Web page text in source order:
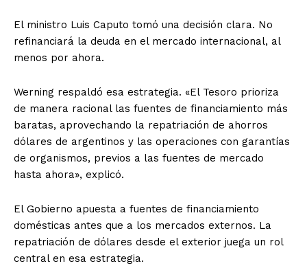
El ministro Luis Caputo tomó una decisión clara. No
refinanciará la deuda en el mercado internacional, al
menos por ahora.
Werning respaldó esa estrategia. «El Tesoro prioriza
de manera racional las fuentes de financiamiento más
baratas, aprovechando la repatriación de ahorros
dólares de argentinos y las operaciones con garantías
de organismos, previos a las fuentes de mercado
hasta ahora», explicó.
El Gobierno apuesta a fuentes de financiamiento
domésticas antes que a los mercados externos. La
repatriación de dólares desde el exterior juega un rol
central en esa estrategia.